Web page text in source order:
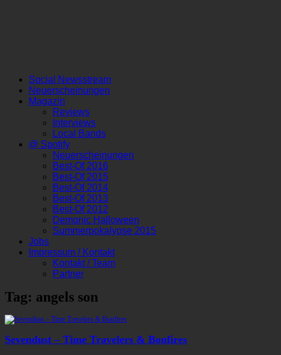
Social Newsstream
Neuerscheinungen
Magazin
Reviews
Interviews
Local Bands
@ Spotify
Neuerscheinungen
Best-Of 2016
Best-Of 2015
Best-Of 2014
Best-Of 2013
Best-Of 2012
Demonic Halloween
Summerpokalypse 2015
Jobs
Impressum / Kontakt
Kontakt / Team
Partner
Tag: angels son
Sevendust – Time Travelers & Bonfires